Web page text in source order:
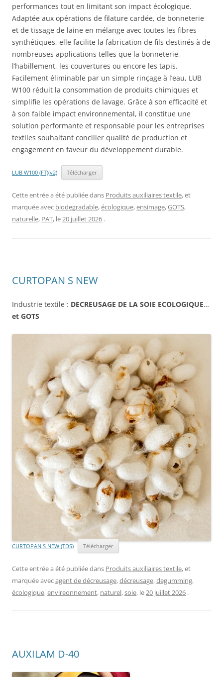
performances tout en limitant son impact écologique.
Adaptée aux opérations de filature cardée, de bonneterie
et de tissage de laine en mélange avec toutes les fibres
synthétiques, elle facilite la fabrication de fils destinés à de
nombreuses applications telles que la bonneterie,
l’habillement, les couvertures ou encore les tapis.
Facilement éliminable par un simple rinçage à l’eau, LUB
W100 réduit la consommation de produits chimiques et
simplifie les opérations de lavage. Grâce à son efficacité et
à son faible impact environnemental, il constitue une
solution performante et responsable pour les entreprises
textiles souhaitant concilier qualité de production et
engagement en faveur du développement durable.
LUB W100 (FT)(v2) Télécharger
Cette entrée a été publiée dans Produits auxiliaires textile, et
marquée avec biodegradable,écologique,ensimage,GOTS,
naturelle, PAT, le20 juillet 2026 .
CURTOPAN S NEW
Industrie textile : DECREUSAGE DE LA SOIE ECOLOGIQUE…
et GOTS
CURTOPAN S NEW (TDS) Télécharger
Cette entrée a été publiée dans Produits auxiliaires textile, et
marquée avecagent de décreusage,décreusage,degumming,
écologique,envireonnement, naturel,soie, le20 juillet 2026 .
AUXILAM D-40